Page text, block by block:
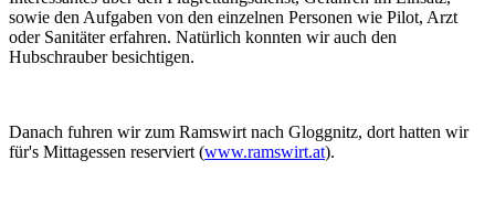
sowie den Aufgaben von den einzelnen Personen wie Pilot, Arzt
oder Sanitäter erfahren. Natürlich konnten wir auch den
Hubschrauber besichtigen.
Danach fuhren wir zum Ramswirt nach Gloggnitz, dort hatten wir
für's Mittagessen reserviert (www.ramswirt.at).